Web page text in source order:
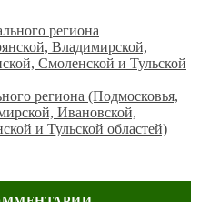
региона (Подмосковья,
Ивановской,
и Тульской областей)